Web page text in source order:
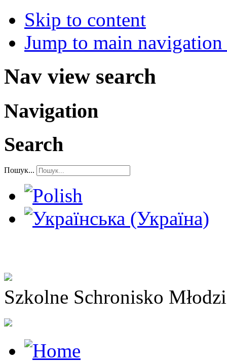
Skip to content
Jump to main
Nav view search
Navigation
Search
Пошук...
Szkolne Schronisko